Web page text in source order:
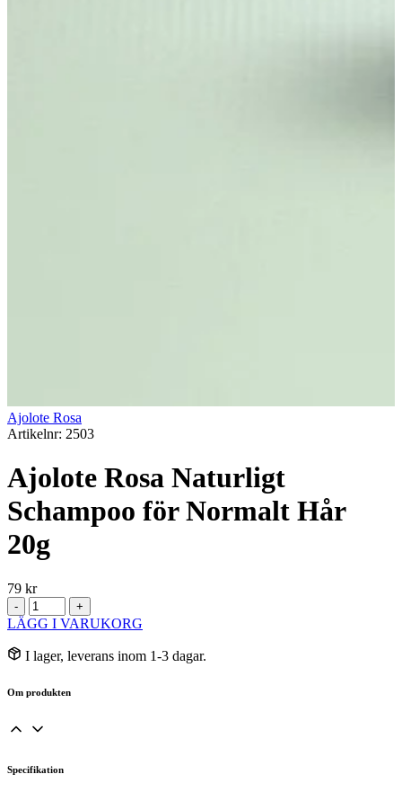
Ajolote Rosa
Artikelnr: 2503
Ajolote Rosa Naturligt
Schampoo för Normalt Hår
20g
79 kr
-
Ajolote
Rosa
Schampoo
Hår
mängd
+
LÄGG I VARUKORG
I lager, leverans inom 1-3 dagar.
Om produkten
Specifikation